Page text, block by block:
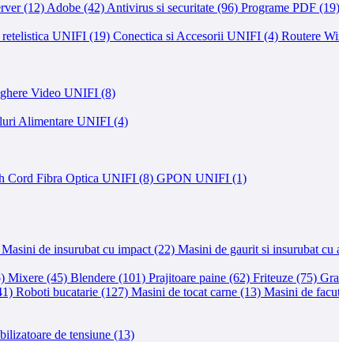
(12) Adobe (42) Antivirus si securitate (96) Programe PDF (19)
UNIFI (19) Conectica si Accesorii UNIFI (4) Routere
Video UNIFI (8)
Alimentare UNIFI (4)
Cord Fibra Optica UNIFI (8) GPON UNIFI (1)
Masini de insurubat cu impact (22) Masini de gaurit si insurubat cu
Mixere (45) Blendere (101) Prajitoare paine (62) Friteuze (75)
Roboti bucatarie (127) Masini de tocat carne (13) Masini de
de tensiune (13)